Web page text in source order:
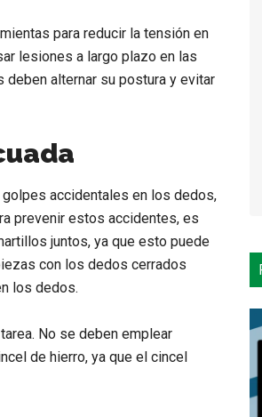
para reducir la tensión en
lesiones a largo plazo en las
alternar su postura y evitar
accidentales en los dedos,
prevenir estos accidentes, es
juntos, ya que esto puede
con los dedos cerrados
los dedos.
No se deben emplear
de hierro, ya que el cincel